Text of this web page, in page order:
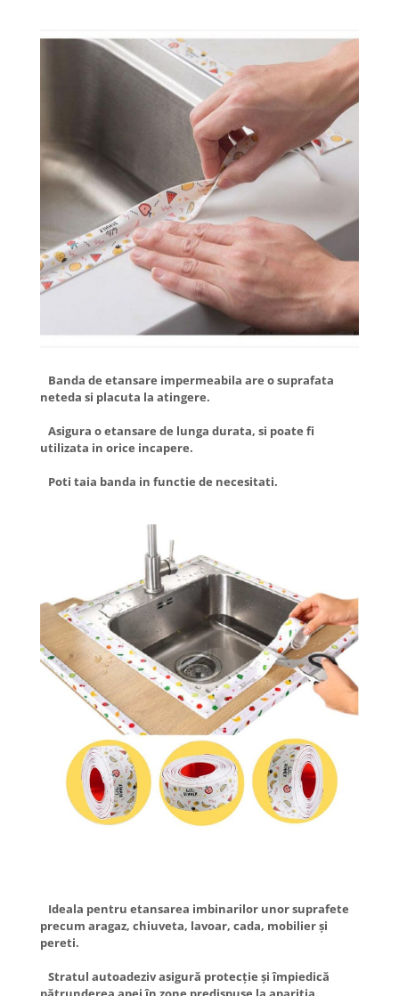
Banda de etansare impermeabila are o suprafata
neteda si placuta la atingere.
Asigura o etansare de lunga durata, si poate fi
utilizata in orice incapere.
Poti taia banda in functie de necesitati.
Ideala pentru etansarea imbinarilor unor suprafete
precum aragaz, chiuveta, lavoar, cada, mobilier și
pereti.
Stratul autoadeziv asigură protecţie şi împiedică